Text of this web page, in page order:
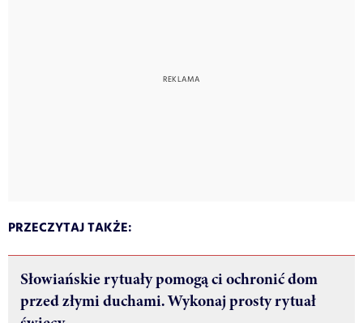
PRZECZYTAJ TAKŻE:
Słowiańskie rytuały pomogą ci ochronić dom
przed złymi duchami. Wykonaj prosty rytuał